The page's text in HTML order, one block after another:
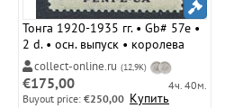
Тонга 1920-1935 гг. • Gb# 57e •
2 d. • осн. выпуск • королева
Салоте • MLH OG XF ( кат.- £ 5 )
collect-online.ru (12,9K)
€175,00
4ч. 40м.
Buyout price: €250,00 Купить